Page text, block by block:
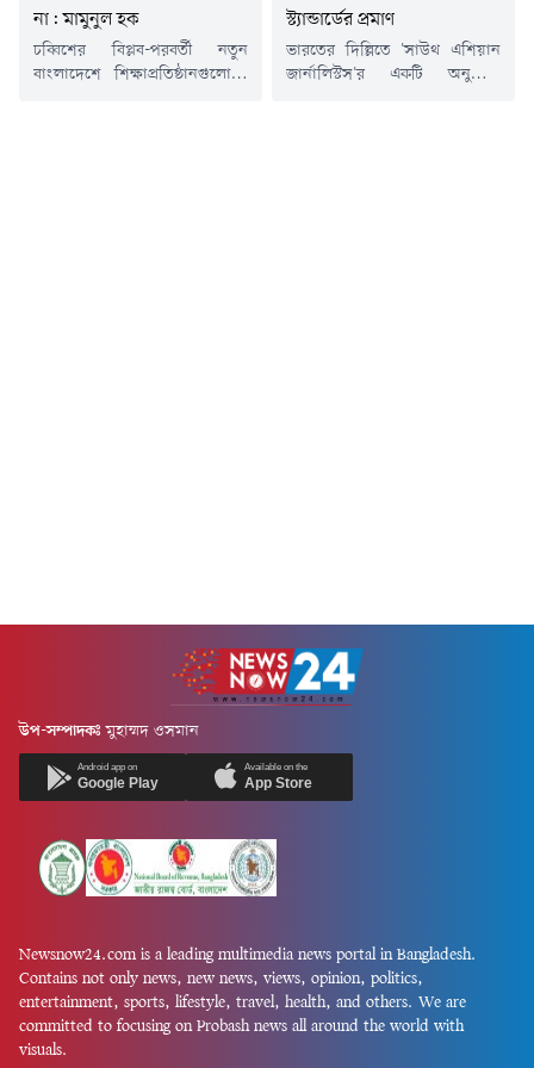
না: মামুনুল হক
চব্বিশের বিপ্লব-পরবর্তী নতুন
বাংলাদেশে শিক্ষাপ্রতিষ্ঠানগুলোতে
স্ট্যান্ডার্ডের প্রমাণ
ভারতের দিল্লিতে 'সাউথ এশিয়ান
জার্নালিস্টস'র একটি অনুষ্ঠানে
উপ-সম্পাদকঃ মুহাম্মদ ওসমান
Android app on
Google Play
Available on the
App Store
Newsnow24.com is a leading multimedia news portal in Bangladesh.
Contains not only news, new news, views, opinion, politics,
entertainment, sports, lifestyle, travel, health, and others. We are
committed to focusing on Probash news all around the world with
visuals.